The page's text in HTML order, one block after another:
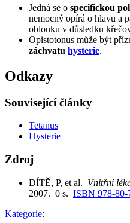
Jedná se o specifickou
nemocný opírá o hlavu a
oblouku v důsledku
Opistotonus může být
záchvatu hysterie.
Odkazy
Související články
Tetanus
Hysterie
Zdroj
DÍTĚ, P, et al. Vnitřní
2007. 0 s. ISBN 978-80-
Kategorie: